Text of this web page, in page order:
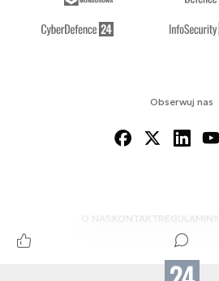
Obserwuj nas
O NAS KONTAKTREGULAMINY